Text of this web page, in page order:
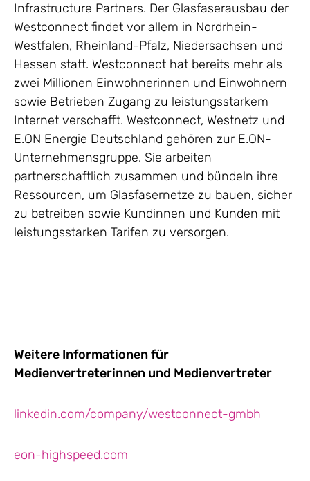
Infrastructure Partners. Der Glasfaserausbau der
Westconnect findet vor allem in Nordrhein-
Westfalen, Rheinland-Pfalz, Niedersachsen und
Hessen statt. Westconnect hat bereits mehr als
zwei Millionen Einwohnerinnen und Einwohnern
sowie Betrieben Zugang zu leistungsstarkem
Internet verschafft. Westconnect, Westnetz und
E.ON Energie Deutschland gehören zur E.ON-
Unternehmensgruppe. Sie arbeiten
partnerschaftlich zusammen und bündeln ihre
Ressourcen, um Glasfasernetze zu bauen, sicher
zu betreiben sowie Kundinnen und Kunden mit
leistungsstarken Tarifen zu versorgen.
Weitere Informationen für
Medienvertreterinnen und Medienvertreter
linkedin.com/company/westconnect-gmbh
eon-highspeed.com